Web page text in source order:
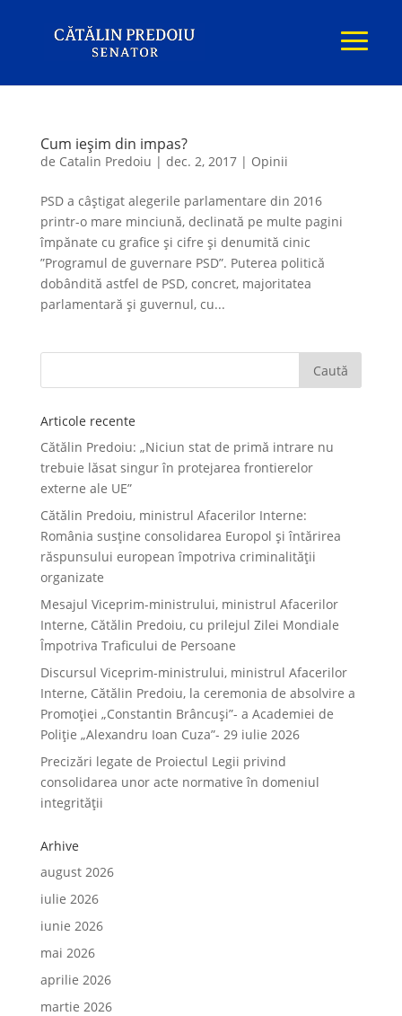
Cum ieşim din impas?
de Catalin Predoiu | dec. 2, 2017| Opinii
PSD a câştigat alegerile parlamentare din 2016
printr-o mare minciună, declinată pe multe pagini
împănate cu grafice şi cifre şi denumită cinic
”Programul de guvernare PSD”. Puterea politică
dobândită astfel de PSD, concret, majoritatea
parlamentară şi guvernul, cu...
Articole recente
Cătălin Predoiu: „Niciun stat de primă intrare nu
trebuie lăsat singur în protejarea frontierelor
externe ale UE”
Cătălin Predoiu, ministrul Afacerilor Interne:
România susține consolidarea Europol și întărirea
răspunsului european împotriva criminalității
organizate
Mesajul Viceprim-ministrului, ministrul Afacerilor
Interne, Cătălin Predoiu, cu prilejul Zilei Mondiale
Împotriva Traficului de Persoane
Discursul Viceprim-ministrului, ministrul Afacerilor
Interne, Cătălin Predoiu, la ceremonia de absolvire a
Promoției „Constantin Brâncuși”- a Academiei de
Poliție „Alexandru Ioan Cuza”- 29 iulie 2026
Precizări legate de Proiectul Legii privind
consolidarea unor acte normative în domeniul
integrității
Arhive
august 2026
iulie 2026
iunie 2026
mai 2026
aprilie 2026
martie 2026